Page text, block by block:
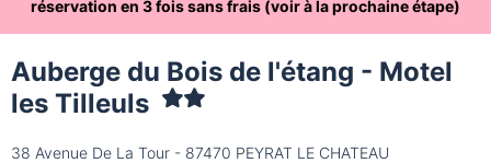
réservation en 3 fois sans frais (voir à la prochaine étape)
Auberge du Bois de l'étang - Motel
les Tilleuls
38 Avenue De La Tour - 87470 PEYRAT LE CHATEAU